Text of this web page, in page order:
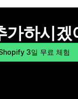
가하시겠
3일 무료 체험